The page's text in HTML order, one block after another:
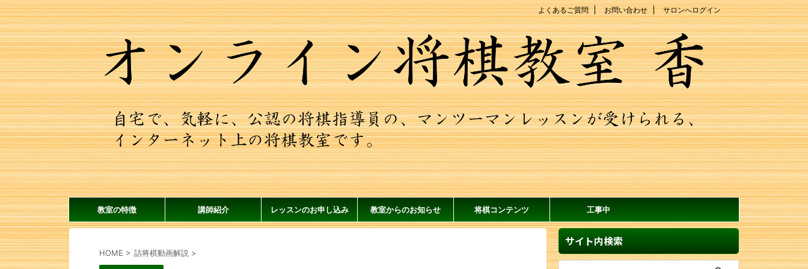
よくあるご質問 お問い合わせ サロンへログイン
教室の特徴 講師紹介 レッスンのお申し込み 教室からのお知らせ 将棋コンテンツ 工事中
HOME > 詰将棋動画解説 >
サイト内検索